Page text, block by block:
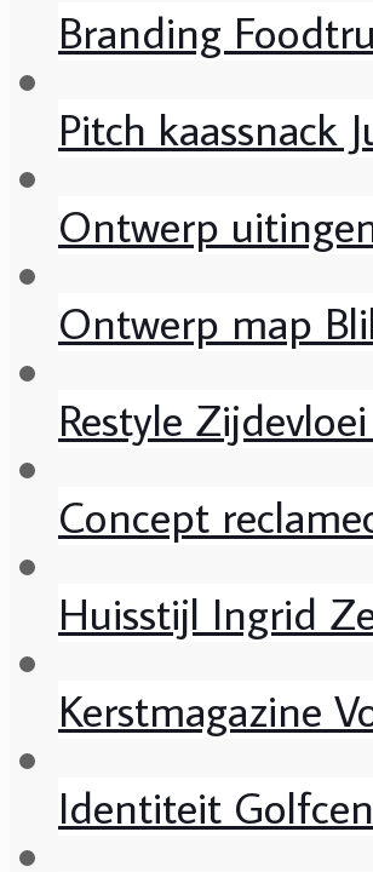
Branding
Pitch kaassnack
Ontwerp
Ontwerp map
Restyle
Concept
Huisstijl Ingrid
Kerstmagazine
Identiteit